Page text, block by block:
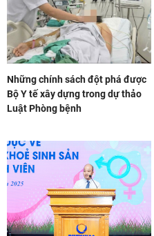
Những chính sách đột phá được
Bộ Y tế xây dựng trong dự thảo
Luật Phòng bệnh